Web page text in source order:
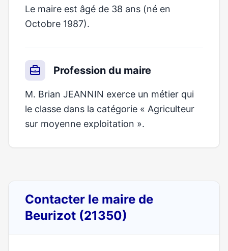
Le maire est âgé de 38 ans (né en
Octobre 1987).
Profession du maire
M. Brian JEANNIN exerce un métier qui
le classe dans la catégorie « Agriculteur
sur moyenne exploitation ».
Contacter le maire de
Beurizot (21350)